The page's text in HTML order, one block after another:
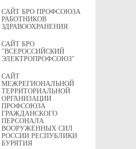
САЙТ БРО ПРОФСОЮЗА
РАБОТНИКОВ
ЗДРАВООХРАНЕНИЯ
САЙТ БРО
"ВСЕРОССИЙСКИЙ
ЭЛЕКТРОПРОФСОЮЗ"
САЙТ
МЕЖРЕГИОНАЛЬНОЙ
ТЕРРИТОРИАЛЬНОЙ
ОРГАНИЗАЦИИ
ПРОФСОЮЗА
ГРАЖДАНСКОГО
ПЕРСОНАЛА
ВООРУЖЕННЫХ СИЛ
РОССИИ РЕСПУБЛИКИ
БУРЯТИЯ